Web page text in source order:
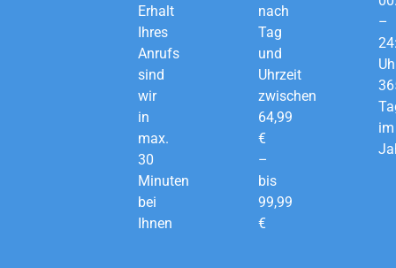
Erhalt
Ihres
Anrufs
sind
wir
in
max.
30
Minuten
bei
Ihnen
nach
Tag
und
Uhrzeit
zwischen
64,99
€
–
bis
99,99
€
–
im